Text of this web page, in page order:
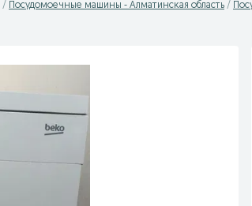
Посудомоечные машины - Алматинская область